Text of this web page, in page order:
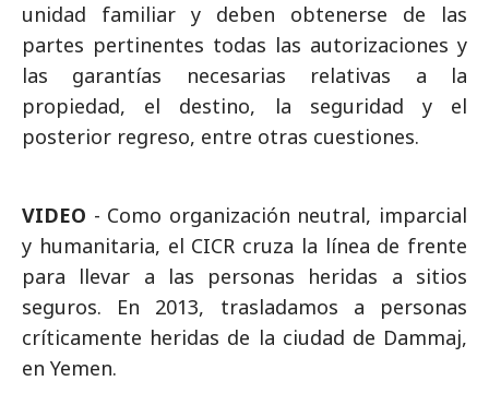
unidad familiar y deben obtenerse de las
partes pertinentes todas las autorizaciones y
las garantías necesarias relativas a la
propiedad, el destino, la seguridad y el
posterior regreso, entre otras cuestiones.
VIDEO - Como organización neutral, imparcial
y humanitaria, el CICR cruza la línea de frente
para llevar a las personas heridas a sitios
seguros. En 2013, trasladamos a personas
críticamente heridas de la ciudad de Dammaj,
en Yemen.